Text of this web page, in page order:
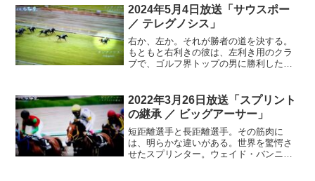
た世界新記録を塗り替える者は現れるの
か。速さへの執念。メダルより、タイム
にこだわった。人間の可能性を信じた、
最速の女神よ…
2024年5月4日放送「サウスポー
／ テレグノシス」
右か、左か。それが勝者の道を決する。
もともと右利きの彼は、左利き用のクラ
ブで、ゴルフ界トップの男に勝利した。
た、強烈な弾道で頂点へ。ラファエル・
ナダル。そして、世界最高のストライカ
ーの左足は、魔法のように、ゴールを量
産。リオネル・メッシ。己の道を突き進
んだ、先に栄光はある…
2022年3月26日放送「スプリント
の継承 ／ ビッグアーサー」
短距離選手と長距離選手。その筋肉に
は、明らかな違いがある。世界を驚愕さ
せたスプリンター。ウェイド・バンニー